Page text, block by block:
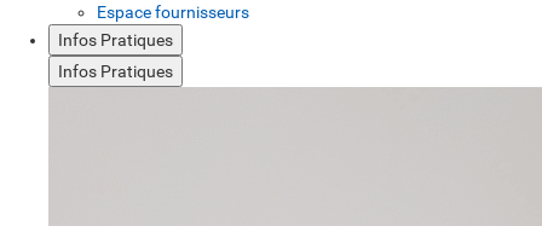
Espace fournisseurs
Infos Pratiques
Infos Pratiques